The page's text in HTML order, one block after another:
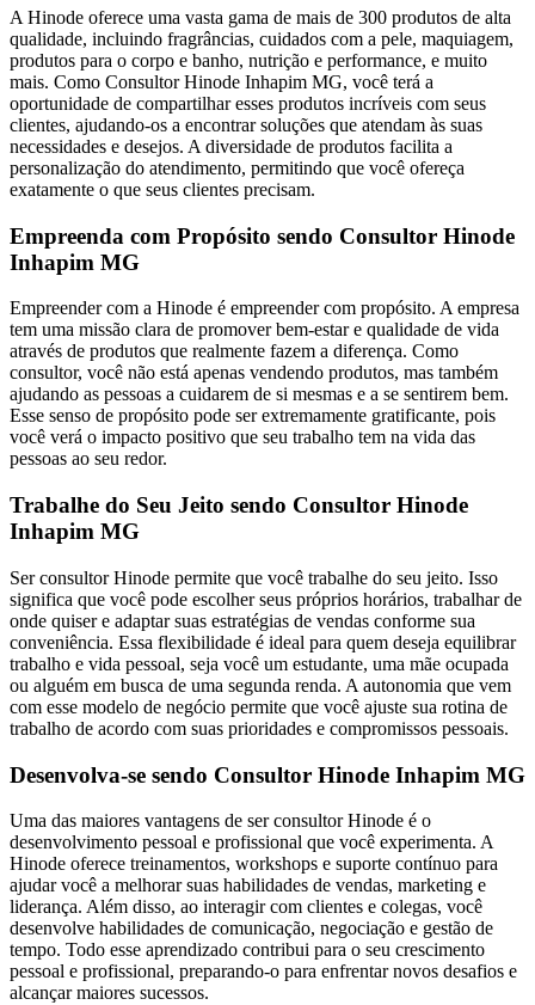
A Hinode oferece uma vasta gama de mais de 300 produtos de alta
qualidade, incluindo fragrâncias, cuidados com a pele, maquiagem,
produtos para o corpo e banho, nutrição e performance, e muito
mais. Como Consultor Hinode Inhapim MG, você terá a
oportunidade de compartilhar esses produtos incríveis com seus
clientes, ajudando-os a encontrar soluções que atendam às suas
necessidades e desejos. A diversidade de produtos facilita a
personalização do atendimento, permitindo que você ofereça
exatamente o que seus clientes precisam.
Empreenda com Propósito sendo Consultor Hinode
Inhapim MG
Empreender com a Hinode é empreender com propósito. A empresa
tem uma missão clara de promover bem-estar e qualidade de vida
através de produtos que realmente fazem a diferença. Como
consultor, você não está apenas vendendo produtos, mas também
ajudando as pessoas a cuidarem de si mesmas e a se sentirem bem.
Esse senso de propósito pode ser extremamente gratificante, pois
você verá o impacto positivo que seu trabalho tem na vida das
pessoas ao seu redor.
Trabalhe do Seu Jeito sendo Consultor Hinode
Inhapim MG
Ser consultor Hinode permite que você trabalhe do seu jeito. Isso
significa que você pode escolher seus próprios horários, trabalhar de
onde quiser e adaptar suas estratégias de vendas conforme sua
conveniência. Essa flexibilidade é ideal para quem deseja equilibrar
trabalho e vida pessoal, seja você um estudante, uma mãe ocupada
ou alguém em busca de uma segunda renda. A autonomia que vem
com esse modelo de negócio permite que você ajuste sua rotina de
trabalho de acordo com suas prioridades e compromissos pessoais.
Desenvolva-se sendo Consultor Hinode Inhapim MG
Uma das maiores vantagens de ser consultor Hinode é o
desenvolvimento pessoal e profissional que você experimenta. A
Hinode oferece treinamentos, workshops e suporte contínuo para
ajudar você a melhorar suas habilidades de vendas, marketing e
liderança. Além disso, ao interagir com clientes e colegas, você
desenvolve habilidades de comunicação, negociação e gestão de
tempo. Todo esse aprendizado contribui para o seu crescimento
pessoal e profissional, preparando-o para enfrentar novos desafios e
alcançar maiores sucessos.